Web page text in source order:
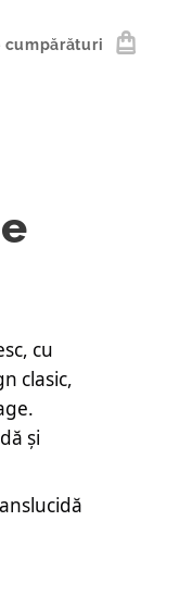
cumpărături
cu
clasic,
și